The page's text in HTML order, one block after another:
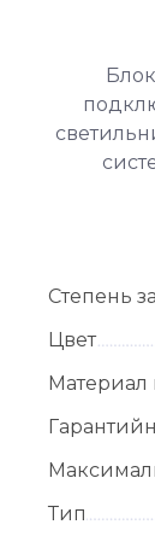
Степень
Цвет
Материал
Тип